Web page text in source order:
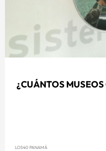
¿CUÁNTOS
LOS40 PANAMÁ